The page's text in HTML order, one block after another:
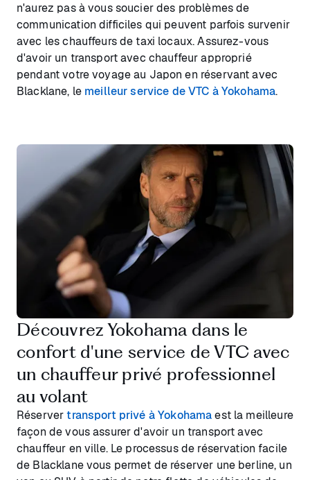
n'aurez pas à vous soucier des problèmes de
communication difficiles qui peuvent parfois survenir
avec les chauffeurs de taxi locaux. Assurez-vous
d'avoir un transport avec chauffeur approprié
pendant votre voyage au Japon en réservant avec
Blacklane, le meilleur service de VTC à Yokohama.
Découvrez Yokohama dans le
confort d'une service de VTC avec
un chauffeur privé professionnel
au volant
Réservertransport privé à Yokohamaest la meilleure
façon de vous assurer d'avoir un transport avec
chauffeur en ville. Le processus de réservation facile
de Blacklane vous permet de réserver une berline, un